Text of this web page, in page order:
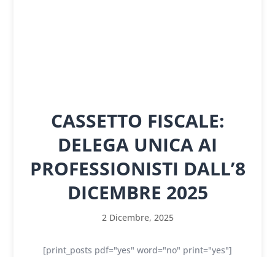
CASSETTO FISCALE:
DELEGA UNICA AI
PROFESSIONISTI DALL’8
DICEMBRE 2025
2 Dicembre, 2025
[print_posts pdf="yes" word="no" print="yes"]